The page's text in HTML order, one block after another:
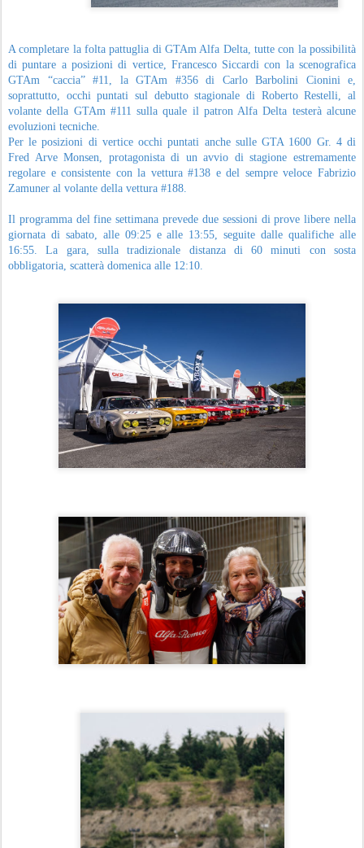
A completare la folta pattuglia di GTAm Alfa Delta, tutte con la possibilità
di puntare a posizioni di vertice, Francesco Siccardi con la scenografica
GTAm “caccia” #11, la GTAm #356 di Carlo Barbolini Cionini e,
soprattutto, occhi puntati sul debutto stagionale di Roberto Restelli, al
volante della GTAm #111 sulla quale il patron Alfa Delta testerà alcune
evoluzioni tecniche.
Per le posizioni di vertice occhi puntati anche sulle GTA 1600 Gr. 4 di
Fred Arve Monsen, protagonista di un avvio di stagione estremamente
regolare e consistente con la vettura #138 e del sempre veloce Fabrizio
Zamuner al volante della vettura #188.
Il programma del fine settimana prevede due sessioni di prove libere nella
giornata di sabato, alle 09:25 e alle 13:55, seguite dalle qualifiche alle
16:55. La gara, sulla tradizionale distanza di 60 minuti con sosta
obbligatoria, scatterà domenica alle 12:10.